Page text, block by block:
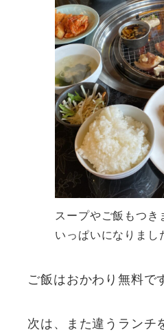
スープやご飯もつき
いっぱいになりまし
ご飯はおかわり無料で
次は、また違うランチ